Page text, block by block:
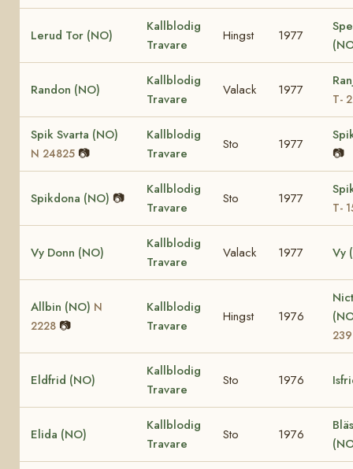
Lerud Tor (NO)
Kallblodig
Travare
Hingst 1977
Randon (NO)
Kallblodig
Travare
Valack 1977
T-
Spik Svarta (NO)
N 24825 📷
Kallblodig
Travare
Sto 1977
📷
Spikdona (NO) 📷
Kallblodig
Travare
Sto 1977
T-
Vy Donn (NO)
Kallblodig
Travare
Valack 1977 Vy
Allbin (NO) N
2228 📷
Kallblodig
Travare
Hingst 1976
Eldfrid (NO)
Kallblodig
Travare
Sto 1976
Elida (NO)
Kallblodig
Travare
Sto 1976